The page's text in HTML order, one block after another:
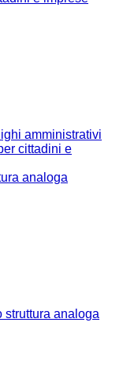
amministrativi
cittadini e
analoga
struttura analoga